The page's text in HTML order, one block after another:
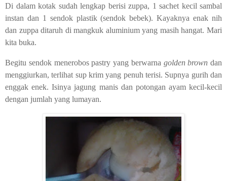
Di dalam kotak sudah lengkap berisi zuppa, 1 sachet kecil sambal
instan dan 1 sendok plastik (sendok bebek). Kayaknya enak nih
dan zuppa ditaruh di mangkuk aluminium yang masih hangat. Mari
kita buka.
Begitu sendok menerobos pastry yang berwarna golden brown dan
menggiurkan, terlihat sup krim yang penuh terisi. Supnya gurih dan
enggak enek. Isinya jagung manis dan potongan ayam kecil-kecil
dengan jumlah yang lumayan.